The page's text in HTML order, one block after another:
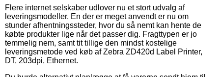
Flere internet selskaber udlover nu et stort udvalg af
leveringsmodeller. En der er meget anvendt er nu om
stunder afhentningssteder, hvor du så nemt kan hente de
købte produkter lige når det passer dig. Fragttypen er jo
temmelig nem, samt tit tillige den mindst kostelige
leveringsmetode ved køb af Zebra ZD420d Label Printer,
DT, 203dpi, Ethernet.